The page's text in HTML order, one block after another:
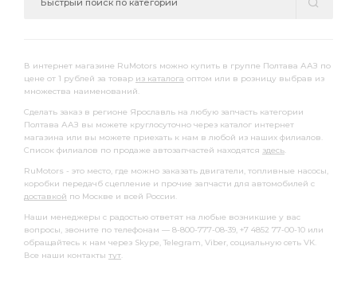
В интернет магазине RuMotors можно купить в группе Полтава ААЗ по
цене от 1 рублей за товар из каталога оптом или в розницу выбрав из
множества наименований.
Сделать заказ в регионе Ярославль на любую запчасть категории
Полтава ААЗ вы можете круглосуточно через каталог интернет
магазина или вы можете приехать к нам в любой из наших филиалов.
Список филиалов по продаже автозапчастей находятся здесь.
RuMotors - это место, где можно заказать двигатели, топливные насосы,
коробки передачб сцепление и прочие запчасти для автомобилей с
доставкой по Москве и всей России.
Наши менеджеры с радостью ответят на любые возникшие у вас
вопросы, звоните по телефонам — 8-800-777-08-39, +7 4852 77-00-10 или
обращайтесь к нам через Skype, Telegram, Viber, социальную сеть VK.
Все наши контакты тут.